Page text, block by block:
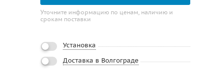
Уточните информацию по ценам, наличию и
срокам поставки
Установка
Доставка в Волгограде